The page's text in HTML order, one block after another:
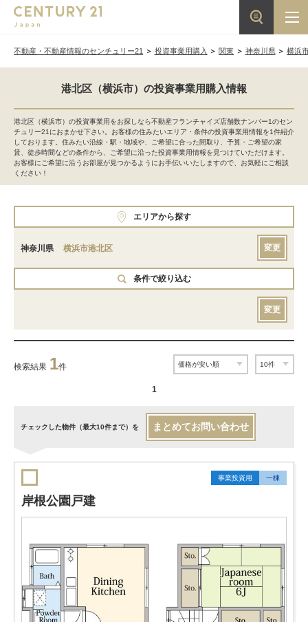
不動産・不動産情報のセンチュリー21 投資事業用購入 関東 神奈川県 横浜
港北区（横浜市）の投資事業用購入情報
港北区（横浜市）の投資事業用をお探しなら不動産フランチャイズ店舗数ナンバー1のセン
チュリー21におまかせ下さい。お客様の住みたいエリア・条件の投資事業用情報を1件紹介
しております。住みたい沿線・駅・地域や、ご希望に合った間取り、予算・ご希望の家
賃、徒歩時間などの条件から、ご希望に沿った投資事業用情報を見つけていただけます。
お客様にご希望に沿うお部屋が見つかるようにお手伝いいたしますので、お気軽にご相談
ください！
エリアから探す
神奈川県 横浜市港北区 変更
条件で絞り込む
変更
検索結果 1件
1
チェックした物件（最大10件まで）を まとめてお問い合わせ
事業投資用 一棟
岸根公園戸建